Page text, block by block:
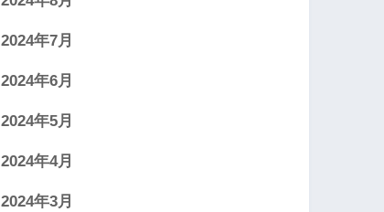
2024年7月
2024年6月
2024年5月
2024年4月
2024年3月